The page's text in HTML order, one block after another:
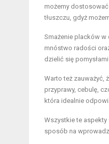
możemy
tłuszczu, gdyż
Smażenie placków
mnóstwo radości
dzielić się
Warto też zauważyć,
przyprawy, cebulę,
która idealnie
Wszystkie te
sposób na